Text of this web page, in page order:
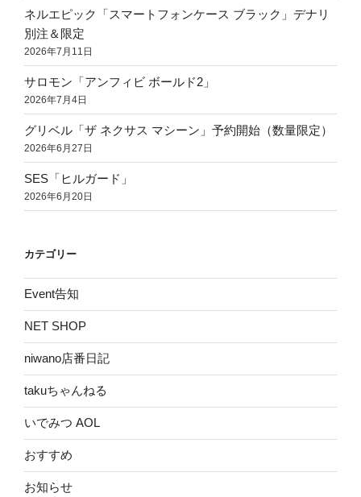
ネルエピック「スマートフォンケース ブラック」デナリ
別注＆限定
2026年7月11日
サロモン「アンフィビ ボールド2」
2026年7月4日
グリベル「ザ ネクサス マシーン」予約開始（数量限定）
2026年6月27日
SES「ヒルガード」
2026年6月20日
カテゴリー
Event告知
NET SHOP
niwano店番日記
takuちゃんねる
いでみつ AOL
おすすめ
お知らせ